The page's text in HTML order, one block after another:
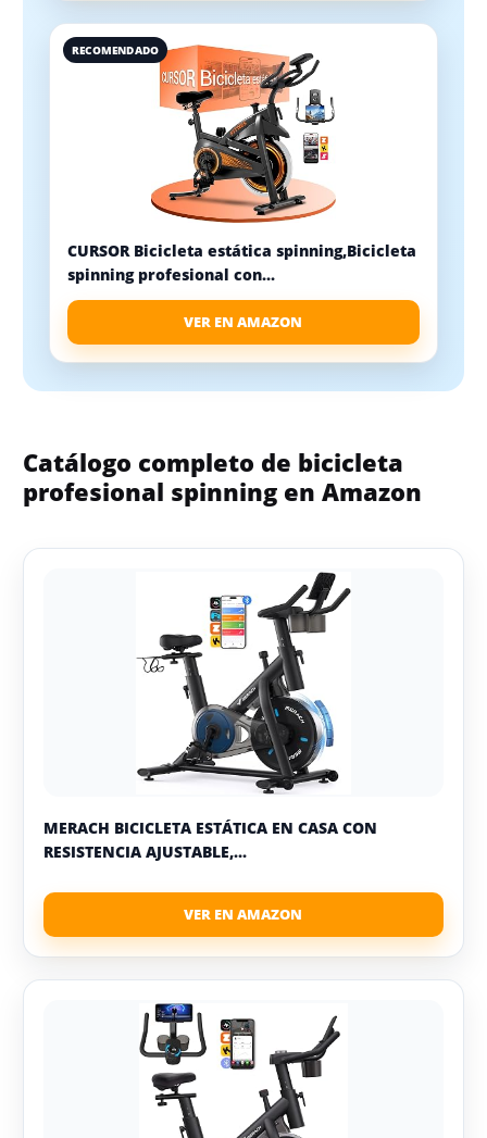
RECOMENDADO
CURSOR Bicicleta estática spinning,Bicicleta
spinning profesional con...
VER EN AMAZON
Catálogo completo de bicicleta
profesional spinning en Amazon
MERACH BICICLETA ESTÁTICA EN CASA CON
RESISTENCIA AJUSTABLE,...